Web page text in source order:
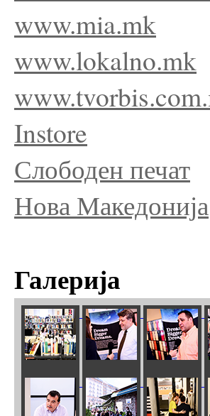
www.mia.mk
www.lokalno.mk
Instore
Слободен печат
Нова Македонија
Галерија